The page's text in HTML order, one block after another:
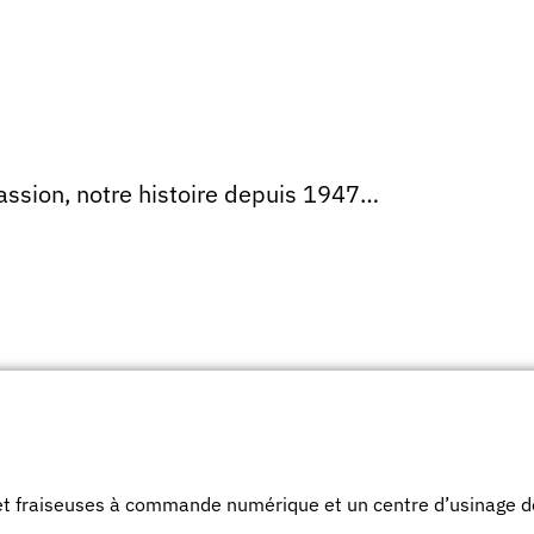
notre histoire depuis 1947…
fraiseuses à commande numérique et un centre d’usinage